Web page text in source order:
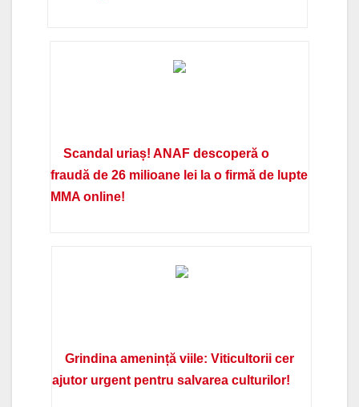
Scandal uriaș! ANAF descoperă o
fraudă de 26 milioane lei la o firmă de lupte
MMA online!
Grindina amenință viile: Viticultorii cer
ajutor urgent pentru salvarea culturilor!